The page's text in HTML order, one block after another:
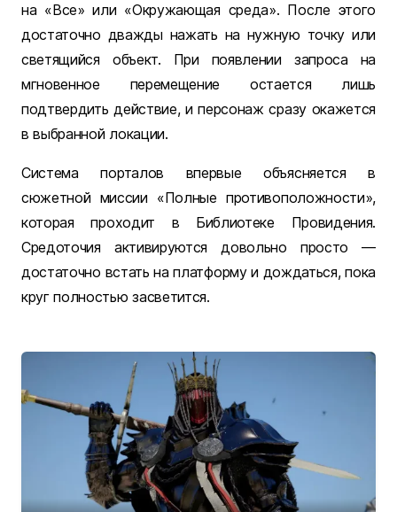
на «Все» или «Окружающая среда». После этого
достаточно дважды нажать на нужную точку или
светящийся объект. При появлении запроса на
мгновенное перемещение остается лишь
подтвердить действие, и персонаж сразу окажется
в выбранной локации.
Система порталов впервые объясняется в
сюжетной миссии «Полные противоположности»,
которая проходит в Библиотеке Провидения.
Средоточия активируются довольно просто —
достаточно встать на платформу и дождаться, пока
круг полностью засветится.